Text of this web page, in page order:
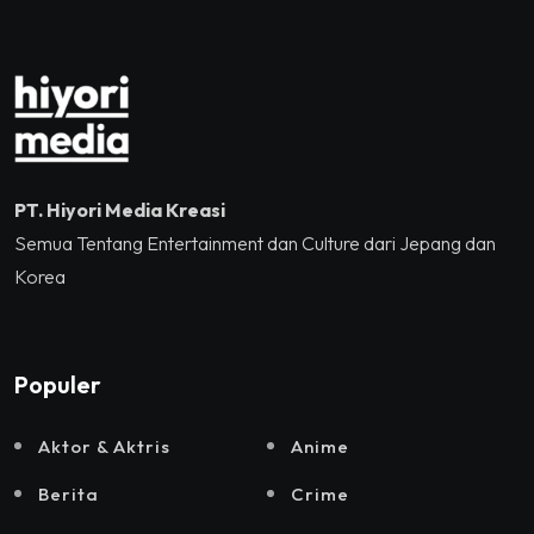
PT. Hiyori Media Kreasi
Semua Tentang Entertainment dan Culture dari Jepang dan
Korea
Populer
Aktor & Aktris Anime
Berita Crime